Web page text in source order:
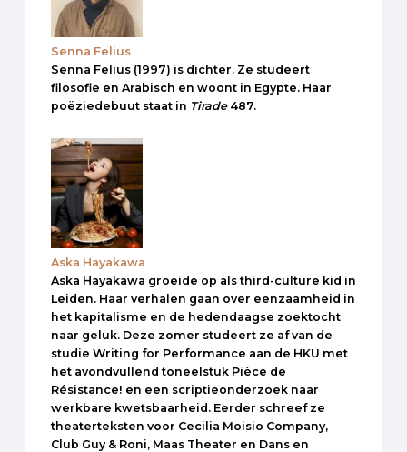
Senna Felius
Senna Felius (1997) is dichter. Ze studeert
filosofie en Arabisch en woont in Egypte. Haar
poëziedebuut staat in Tirade 487.
Aska Hayakawa
Aska Hayakawa groeide op als third-culture kid in
Leiden. Haar verhalen gaan over eenzaamheid in
het kapitalisme en de hedendaagse zoektocht
naar geluk. Deze zomer studeert ze af van de
studie Writing for Performance aan de HKU met
het avondvullend toneelstuk Pièce de
Résistance! en een scriptieonderzoek naar
werkbare kwetsbaarheid. Eerder schreef ze
theaterteksten voor Cecilia Moisio Company,
Club Guy & Roni, Maas Theater en Dans en